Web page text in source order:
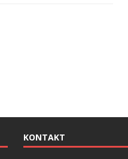
KONTAKT